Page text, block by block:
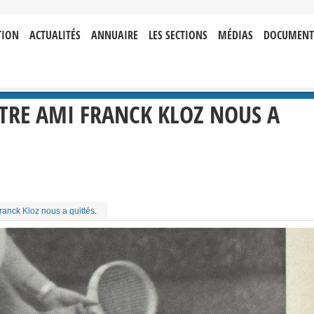
ACTUALITÉS ANNUAIRE LES SECTIONS MÉDIAS
AMI FRANCK KLOZ NOUS A
Kloz nous a quittés.